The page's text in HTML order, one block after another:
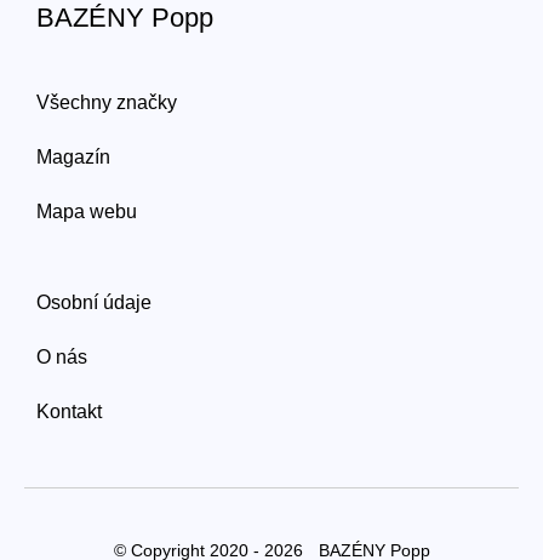
BAZÉNY Popp
Všechny značky
Magazín
Mapa webu
Osobní údaje
O nás
Kontakt
© Copyright 2020 - 2026 BAZÉNY Popp